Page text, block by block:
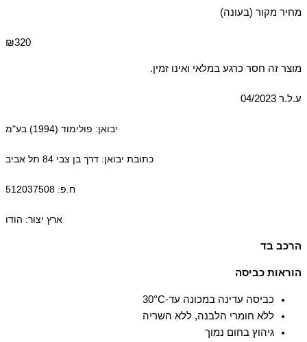
מחיר מקור (בעונה)
₪320
מוצר זה חסר כרגע במלאי ואינו זמין.
ע.ל.ר 04/2023
יבואן: פולימוד (1994) בע"מ
כתובת יבואן: דרך בן צבי 84 תל אביב
ח.פ: 512037508
ארץ יצור: הודו
הרכב בד
הוראות כביסה
כביסה עדינה במכונה עד-30°C
ללא חומרי הלבנה, ללא השריה
גיהוץ בחום נמוך